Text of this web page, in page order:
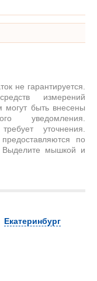
не гарантируется.
измерений
могут быть внесены
уведомления.
уточнения.
по
Выделите мышкой и
Екатеринбург